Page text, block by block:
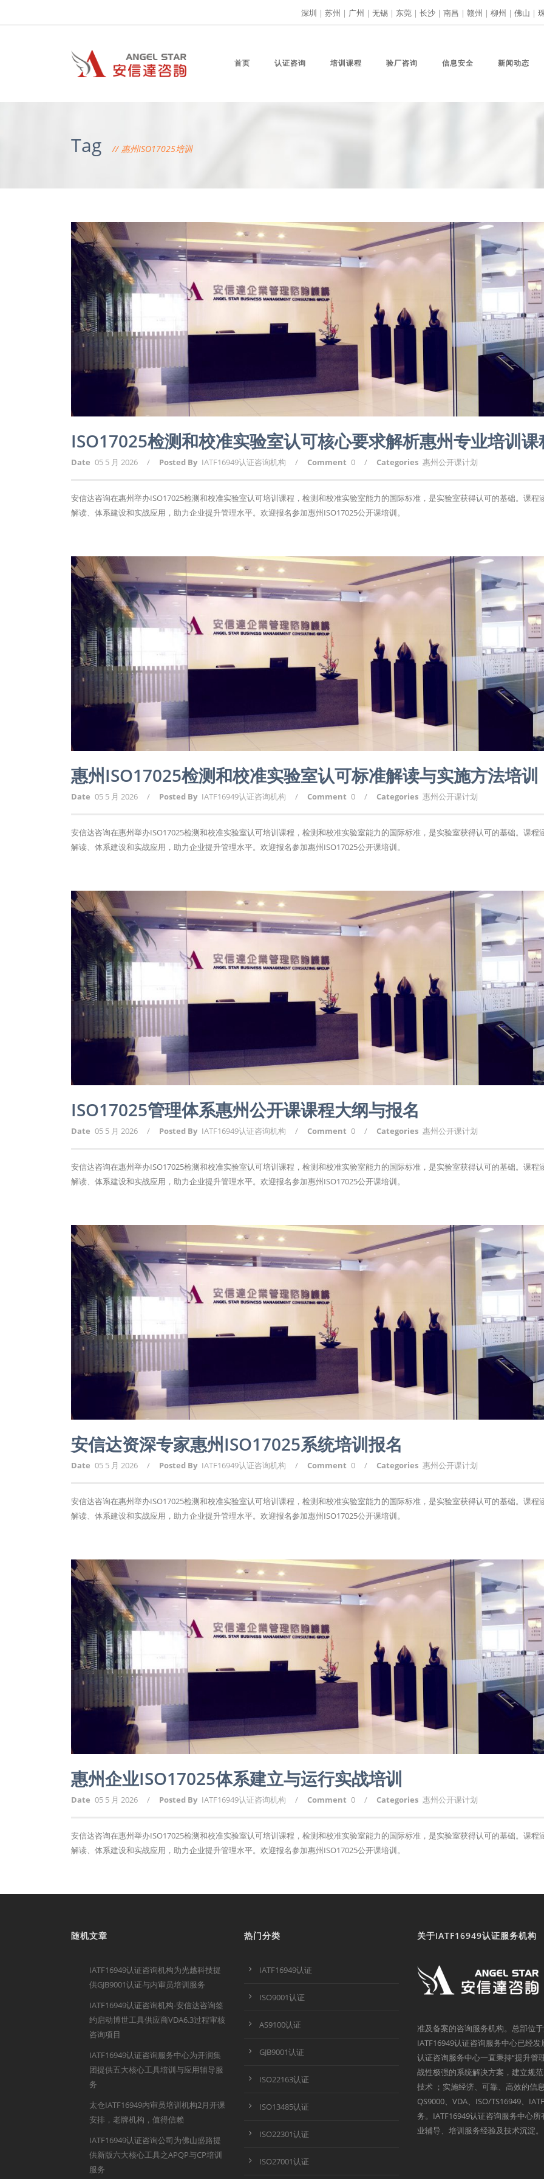
深圳 | 苏州 | 广州 | 无锡 | 东莞 | 长沙 | 南昌 | 赣州 | 柳州 | 佛山 |
首页 认证咨询 培训课程 验厂咨询 信息安全 新闻动态
Tag 惠州ISO17025培训
ISO17025检测和校准实验室认可核心要求解析惠州专业培训课
Date 05 5 月 2026 / Posted By IATF16949认证咨询机构 / Comment 0 / Categories 惠州公开课计划
安信达咨询在惠州举办ISO17025检测和校准实验室认可培训课程，检测和校准实验室能力的国际标准，是实验室获得认可的基础。课程
解读、体系建设和实战应用，助力企业提升管理水平。欢迎报名参加惠州ISO17025公开课培训。
惠州ISO17025检测和校准实验室认可标准解读与实施方法培训
Date 05 5 月 2026 / Posted By IATF16949认证咨询机构 / Comment 0 / Categories 惠州公开课计划
安信达咨询在惠州举办ISO17025检测和校准实验室认可培训课程，检测和校准实验室能力的国际标准，是实验室获得认可的基础。课程
解读、体系建设和实战应用，助力企业提升管理水平。欢迎报名参加惠州ISO17025公开课培训。
ISO17025管理体系惠州公开课课程大纲与报名
Date 05 5 月 2026 / Posted By IATF16949认证咨询机构 / Comment 0 / Categories 惠州公开课计划
安信达咨询在惠州举办ISO17025检测和校准实验室认可培训课程，检测和校准实验室能力的国际标准，是实验室获得认可的基础。课程
解读、体系建设和实战应用，助力企业提升管理水平。欢迎报名参加惠州ISO17025公开课培训。
安信达资深专家惠州ISO17025系统培训报名
Date 05 5 月 2026 / Posted By IATF16949认证咨询机构 / Comment 0 / Categories 惠州公开课计划
安信达咨询在惠州举办ISO17025检测和校准实验室认可培训课程，检测和校准实验室能力的国际标准，是实验室获得认可的基础。课程
解读、体系建设和实战应用，助力企业提升管理水平。欢迎报名参加惠州ISO17025公开课培训。
惠州企业ISO17025体系建立与运行实战培训
Date 05 5 月 2026 / Posted By IATF16949认证咨询机构 / Comment 0 / Categories 惠州公开课计划
安信达咨询在惠州举办ISO17025检测和校准实验室认可培训课程，检测和校准实验室能力的国际标准，是实验室获得认可的基础。课程
解读、体系建设和实战应用，助力企业提升管理水平。欢迎报名参加惠州ISO17025公开课培训。
随机文章
IATF16949认证咨询机构为光越科技提
供GJB9001认证与内审员培训服务
IATF16949认证咨询机构-安信达咨询签
约启动博世工具供应商VDA6.3过程审核
咨询项目
IATF16949认证咨询服务中心为开润集
团提供五大核心工具培训与应用辅导服
务
太仓IATF16949内审员培训机构2月开课
安排，老牌机构，值得信赖
IATF16949认证咨询公司为佛山盛路提
供新版六大核心工具之APQP与CP培训
服务
热门分类
IATF16949认证
ISO9001认证
AS9100认证
GJB9001认证
ISO22163认证
ISO13485认证
ISO22301认证
ISO27001认证
关于IATF16949认证服务机构
准及备案的咨询服务机构。总部位
IATF16949认证咨询服务中心已经
认证咨询服务中心一直秉持“提升管
战性极强的系统解决方案，建立规
技术 ；实施经济、可靠、高效的信
QS9000、VDA、ISO/TS16949、
务。IATF16949认证咨询服务中心
业辅导、培训服务经验及技术沉淀。